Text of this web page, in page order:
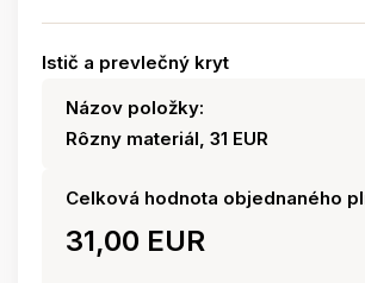
Istič a prevlečný kryt
Názov položky:
Rôzny materiál, 31 EUR
Celková hodnota objednaného
31,00 EUR